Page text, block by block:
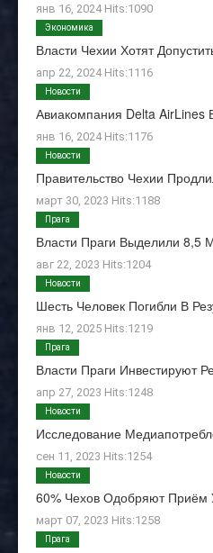
янв 16, 2024 Hits:1090
Власти Чехии Хотят
апр 22, 2024 Hits:1116
Экономика
Авиакомпания Delta AirLines
янв 16, 2024 Hits:1176
Новости
Правительство Чехии
март 30, 2023 Hits:1188
Новости
Власти Праги Выделили
авг 22, 2023 Hits:1204
Прага
Шесть Человек Погибли В
янв 12, 2025 Hits:1219
Новости
Власти Праги Инвестируют
апр 27, 2023 Hits:1248
Прага
Исследование
сен 11, 2023 Hits:1254
Новости
60% Чехов Одобряют Приём
март 07, 2023 Hits:1258
Новости
Прага